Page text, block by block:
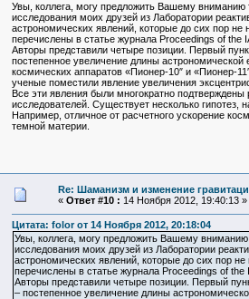
Увы, коллега, могу предложить Вашему вниманию
исследования моих друзей из Лаборатории
астрономических явлений, которые до сих пор
перечислены в статье журнала Proceedings of the
Авторы представили четыре позиции. Первый
постепенное увеличение длины
космических аппаратов «Пионер-10″ и «Пионер-
ученые поместили явление увеличения
Все эти явления были многократно
исследователей. Существует несколько
Например, отличное от расчетного ускорение
темной материи.
Re: Шаманизм и изменение
« Ответ #10 : 14 Ноября 2012, 19:40:13 »
Цитата: folor от 14 Ноября 2012, 20:18:04
Увы, коллега, могу предложить Вашему
исследования моих друзей из Лаборатории
астрономических явлений, которые до сих пор
перечислены в статье журнала Proceedings of the
Авторы представили четыре позиции. Первый
– постепенное увеличение длины